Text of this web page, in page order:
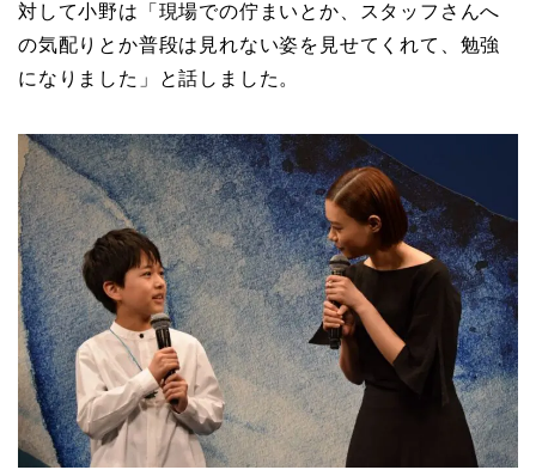
対して小野は「現場での佇まいとか、スタッフさんへ
の気配りとか普段は見れない姿を見せてくれて、勉強
になりました」と話しました。